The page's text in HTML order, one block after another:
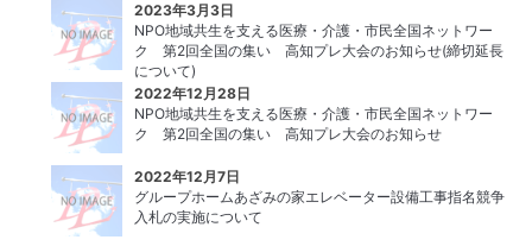
2023年3月3日
NPO地域共生を支える医療・介護・市民全国ネットワー
ク 第2回全国の集い 高知プレ大会のお知らせ(締切延長
について)
2022年12月28日
NPO地域共生を支える医療・介護・市民全国ネットワー
ク 第2回全国の集い 高知プレ大会のお知らせ
2022年12月7日
グループホームあざみの家エレベーター設備⼯事指名競争
⼊札の実施について